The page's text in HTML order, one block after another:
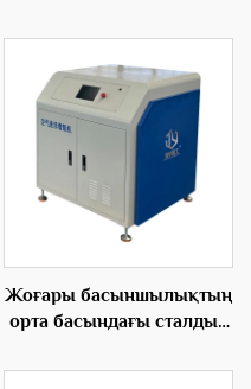
Жоғары басыншылықтың
орта басындағы сталдық
электр аерасиялық